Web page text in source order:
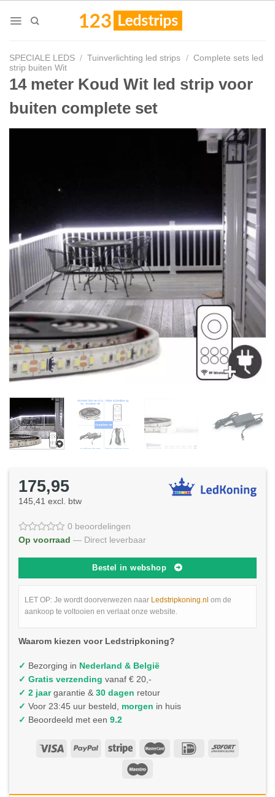
SPECIALE LEDS / Tuinverlichting led strips / Complete sets led
strip buiten Wit
14 meter Koud Wit led strip voor
buiten complete set
175,95
145,41 excl. btw
0 beoordelingen
Op voorraad — Direct leverbaar
Bestel in webshop
LET OP: Je wordt doorverwezen naar Ledstripkoning.nl om de
aankoop te voltooien en verlaat onze website.
Waarom kiezen voor Ledstripkoning?
✓ Bezorging in Nederland & België
✓ Gratis verzending vanaf € 20,-
✓ 2 jaargarantie & 30 dagen retour
✓ Voor 23:45 uur besteld, morgen in huis
✓ Beoordeeld met een 9.2